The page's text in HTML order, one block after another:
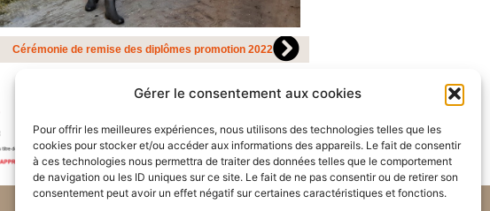
Gérer le consentement aux cookies
Pour offrir les meilleures expériences, nous utilisons des technologies telles que les
cookies pour stocker et/ou accéder aux informations des appareils. Le fait de consentir
à ces technologies nous permettra de traiter des données telles que le comportement
de navigation ou les ID uniques sur ce site. Le fait de ne pas consentir ou de retirer son
consentement peut avoir un effet négatif sur certaines caractéristiques et fonctions.
Cérémonie de remise des diplômes promotion 2022